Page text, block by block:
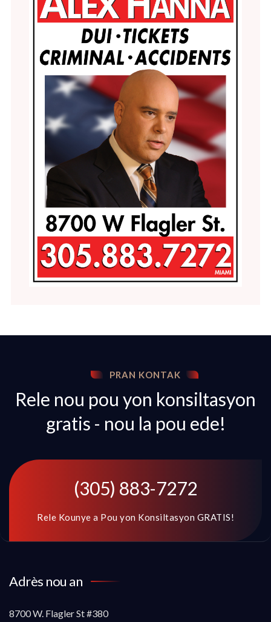
PRAN KONTAK
Rele nou pou yon konsiltasyon
gratis - nou la pou ede!
(305) 883-7272
Rele Kounye a Pou yon Konsiltasyon GRATIS!
Adrès nou an
8700 W. Flagler St #380